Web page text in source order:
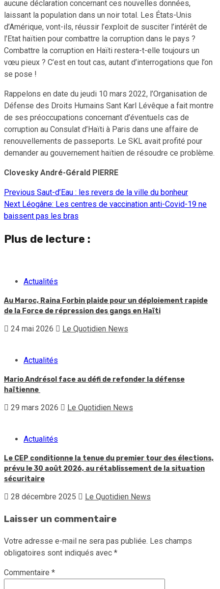
aucune déclaration concernant ces nouvelles données,
laissant la population dans un noir total. Les États-Unis
d’Amérique, vont-ils, réussir l’exploit de susciter l’intérêt de
l’Etat haïtien pour combattre la corruption dans le pays ?
Combattre la corruption en Haïti restera-t-elle toujours un
vœu pieux ? C’est en tout cas, autant d’interrogations que l’on
se pose !
Rappelons en date du jeudi 10 mars 2022, l’Organisation de
Défense des Droits Humains Sant Karl Lévêque a fait montre
de ses préoccupations concernant d’éventuels cas de
corruption au Consulat d’Haïti à Paris dans une affaire de
renouvellements de passeports. Le SKL avait profité pour
demander au gouvernement haïtien de résoudre ce problème.
Clovesky André-Gérald PIERRE
Continue
Reading
Previous Saut-d’Eau : les revers de la ville du bonheur
Next Léogâne: Les centres de vaccination anti-Covid-19 ne
baissent pas les bras
Plus de lecture :
Actualités
Au Maroc, Raina Forbin plaide pour un déploiement rapide
de la Force de répression des gangs en Haïti
24 mai 2026 Le Quotidien News
Actualités
Mario Andrésol face au défi de refonder la défense
haïtienne
29 mars 2026 Le Quotidien News
Actualités
Le CEP conditionne la tenue du premier tour des élections,
prévu le 30 août 2026, au rétablissement de la situation
sécuritaire
28 décembre 2025 Le Quotidien News
Laisser un commentaire
Votre adresse e-mail ne sera pas publiée. Les champs
obligatoires sont indiqués avec *
Commentaire *